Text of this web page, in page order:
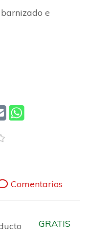
e
Comentarios
GRATIS